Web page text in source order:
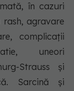
în cazuri
agravare
complicații
uneori
Strauss și
Sarcină și